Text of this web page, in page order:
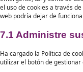
Twitter
LinkedIn
WhatsApp